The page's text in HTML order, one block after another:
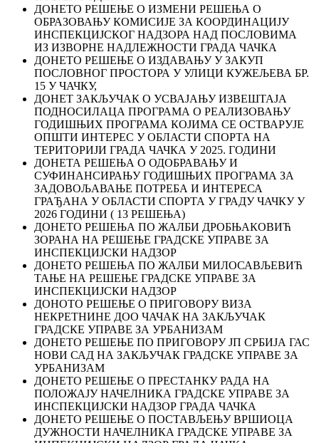
ДОНЕТО РЕШЕЊЕ О ИЗМЕНИ РЕШЕЊА О
ОБРАЗОВАЊУ КОМИСИЈЕ ЗА КООРДИНАЦИЈУ
ИНСПЕКЦИЈСКОГ НАДЗОРА НАД ПОСЛОВИМА
ИЗ ИЗВОРНЕ НАДЛЕЖНОСТИ ГРАДА ЧАЧКА
ДОНЕТО РЕШЕЊЕ О ИЗДАВАЊУ У ЗАКУП
ПОСЛОВНОГ ПРОСТОРА У УЛИЦИ КУЖЕЉЕВА БР.
15 У ЧАЧКУ,
ДОНЕТ ЗАКЉУЧАК О УСВАЈАЊУ ИЗВЕШТАЈА
ПОДНОСИЛАЦА ПРОГРАМА О РЕАЛИЗОВАЊУ
ГОДИШЊИХ ПРОГРАМА КОЈИМА СЕ ОСТВАРУЈЕ
ОПШТИ ИНТЕРЕС У ОБЛАСТИ СПОРТА НА
ТЕРИТОРИЈИ ГРАДА ЧАЧКА У 2025. ГОДИНИ
ДОНЕТА РЕШЕЊА О ОДОБРАВАЊУ И
СУФИНАНСИРАЊУ ГОДИШЊИХ ПРОГРАМА ЗА
ЗАДОВОЉАВАЊЕ ПОТРЕБА И ИНТЕРЕСА
ГРАЂАНА У ОБЛАСТИ СПОРТА У ГРАДУ ЧАЧКУ У
2026 ГОДИНИ ( 13 РЕШЕЊА)
ДОНЕТО РЕШЕЊА ПО ЖАЛБИ ДРОБЊАКОВИЋ
ЗОРАНА НА РЕШЕЊЕ ГРАДСКЕ УПРАВЕ ЗА
ИНСПЕКЦИЈСКИ НАДЗОР
ДОНЕТО РЕШЕЊА ПО ЖАЛБИ МИЛОСАВЉЕВИЋ
ТАЊЕ НА РЕШЕЊЕ ГРАДСКЕ УПРАВЕ ЗА
ИНСПЕКЦИЈСКИ НАДЗОР
ДОНОТО РЕШЕЊЕ О ПРИГОВОРУ ВИЗА
НЕКРЕТНИНЕ ДОО ЧАЧАК НА ЗАКЉУЧАК
ГРАДСКЕ УПРАВЕ ЗА УРБАНИЗАМ
ДОНЕТО РЕШЕЊЕ ПО ПРИГОВОРУ ЈП СРБИЈА ГАС
НОВИ САД НА ЗАКЉУЧАК ГРАДСКЕ УПРАВЕ ЗА
УРБАНИЗАМ
ДОНЕТО РЕШЕЊЕ О ПРЕСТАНКУ РАДА НА
ПОЛОЖАЈУ НАЧЕЛНИКА ГРАДСКЕ УПРАВЕ ЗА
ИНСПЕКЦИЈСКИ НАДЗОР ГРАДА ЧАЧКА
ДОНЕТО РЕШЕЊЕ О ПОСТАВЉЕЊУ ВРШИОЦА
ДУЖНОСТИ НАЧЕЛНИКА ГРАДСКЕ УПРАВЕ ЗА